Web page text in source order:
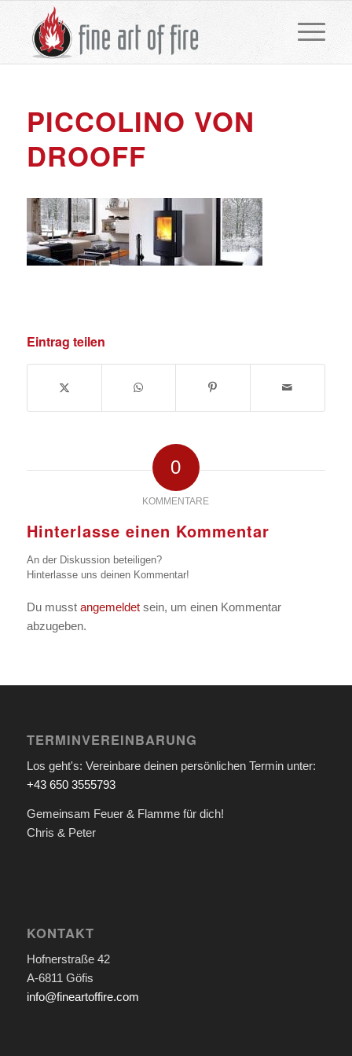
PICCOLINO VON
DROOFF
Eintrag teilen
0
KOMMENTARE
Hinterlasse einen Kommentar
An der Diskussion beteiligen?
Hinterlasse uns deinen Kommentar!
Du musst angemeldetsein, um einen Kommentar
abzugeben.
TERMINVEREINBARUNG
Los geht's: Vereinbare deinen persönlichen Termin unter:
+43 650 3555793
Gemeinsam Feuer & Flamme für dich!
Chris & Peter
KONTAKT
Hofnerstraße 42
A-6811 Göfis
info@fineartoffire.com